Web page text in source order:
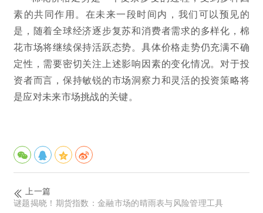
素的共同作用。在未来一段时间内，我们可以预见的
是，随着全球经济逐步复苏和消费者需求的多样化，棉
花市场将继续保持活跃态势。具体价格走势仍充满不确
定性，需要密切关注上述影响因素的变化情况。对于投
资者而言，保持敏锐的市场洞察力和灵活的投资策略将
是应对未来市场挑战的关键。
上一篇
谜题揭晓！期货指数：金融市场的晴雨表与风险管理工具